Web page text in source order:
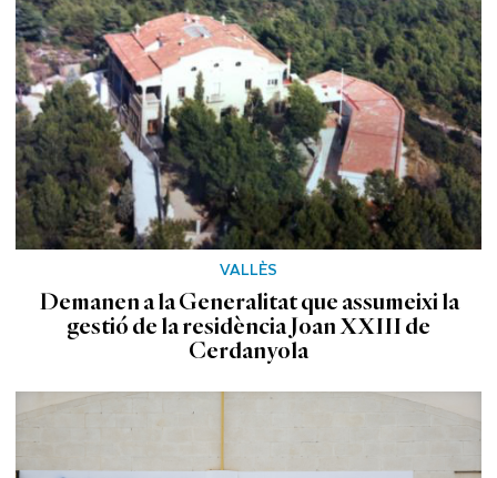
VALLÈS
Demanen a la Generalitat que assumeixi la
gestió de la residència Joan XXIII de
Cerdanyola